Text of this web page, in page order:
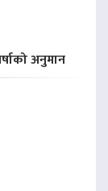
अनुमान